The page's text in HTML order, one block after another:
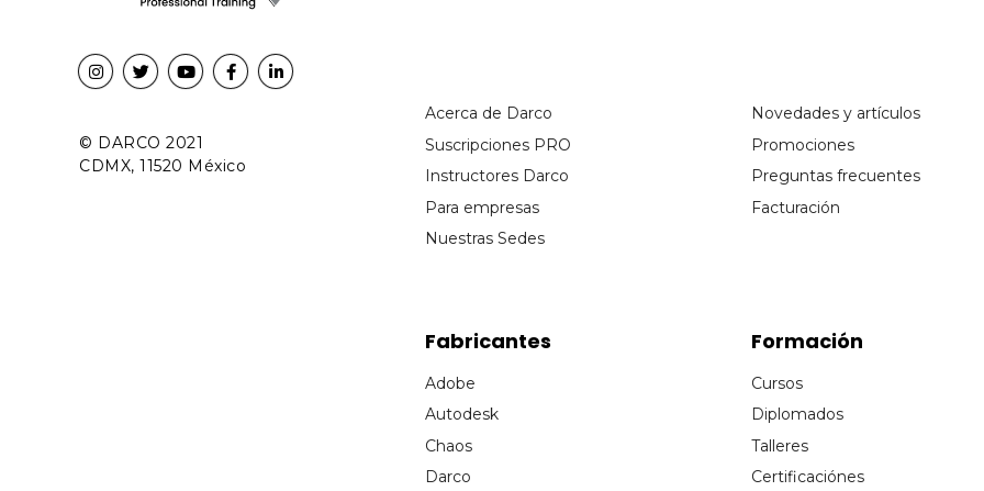
© DARCO 2021
CDMX, 11520 México
Acerca de Darco
Suscripciones PRO
Instructores Darco
Para empresas
Nuestras Sedes
Novedades y artículos
Promociones
Preguntas frecuentes
Facturación
Fabricantes
Adobe
Autodesk
Chaos
Darco
Formación
Cursos
Diplomados
Talleres
Certificaciónes